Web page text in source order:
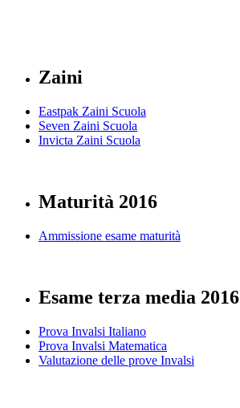
Zaini
Eastpak Zaini Scuola
Seven Zaini Scuola
Invicta Zaini Scuola
Maturità 2016
Ammissione esame maturità
Esame terza media 2016
Prova Invalsi Italiano
Prova Invalsi Matematica
Valutazione delle prove Invalsi